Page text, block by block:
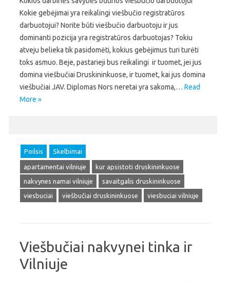
Kokie gebėjimai yra reikalingi viešbučio registratūros
darbuotojui? Norite būti viešbučio darbuotoju ir jus
dominanti pozicija yra registratūros darbuotojas? Tokiu
atveju belieka tik pasidomėti, kokius gebėjimus turi turėti
toks asmuo. Beje, pastarieji bus reikalingi ir tuomet, jei jus
domina viešbučiai Druskininkuose, ir tuomet, kai jus domina
viešbučiai JAV. Diplomas Nors neretai yra sakoma,… Read
More »
Poilsis Skelbimai
apartamentai vilniuje
kur apsistoti druskininkuose
nakvynes namai vilniuje
savaitgalis druskininkuose
viesbuciai
viešbučiai druskininkuose viesbuciai vilniuje
Viešbučiai nakvynei tinka ir
Vilniuje